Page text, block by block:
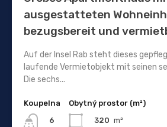
ausgestatteten
bezugsbereit und
Auf der Insel Rab steht dieses
laufende Vermietobjekt mit seinen
Die sechs...
Koupelna
6
Obytný prostor (m²)
320 m²